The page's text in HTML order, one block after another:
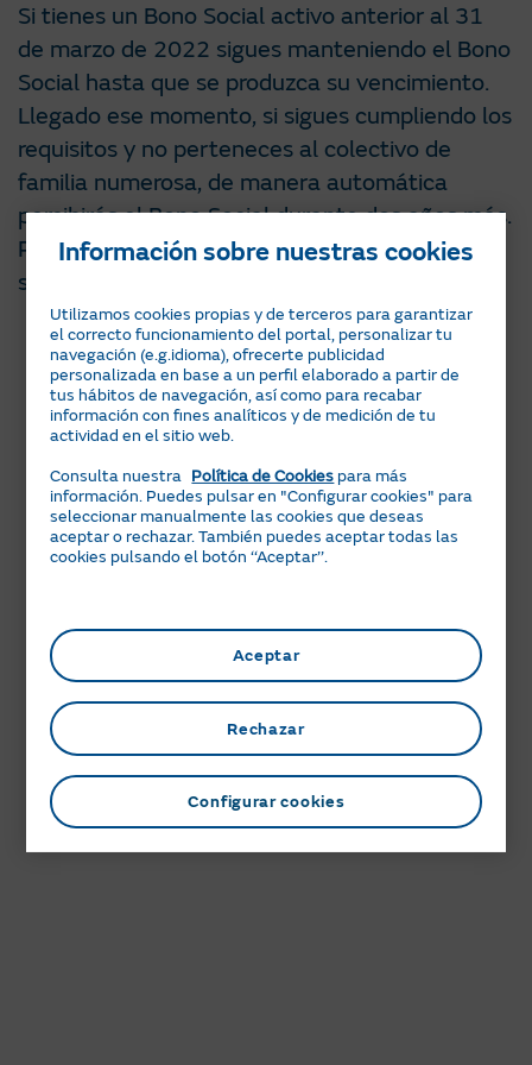
Si tienes un Bono Social activo anterior al 31
de marzo de 2022 sigues manteniendo el Bono
Social hasta que se produzca su vencimiento.
Llegado ese momento, si sigues cumpliendo los
requisitos y no perteneces al colectivo de
familia numerosa, de manera automática
percibirás el Bono Social durante dos años más.
Pasado este tiempo, deberás volver a cursar
solicitud.
Información sobre nuestras cookies
Utilizamos cookies propias y de terceros para garantizar
el correcto funcionamiento del portal, personalizar tu
navegación (e.g.idioma), ofrecerte publicidad
personalizada en base a un perfil elaborado a partir de
tus hábitos de navegación, así como para recabar
información con fines analíticos y de medición de tu
actividad en el sitio web.
Consulta nuestra Política de Cookies para más
información. Puedes pulsar en "Configurar cookies" para
seleccionar manualmente las cookies que deseas
aceptar o rechazar. También puedes aceptar todas las
cookies pulsando el botón ‘‘Aceptar’’.
Rechazar
Aceptar
Configurar cookies